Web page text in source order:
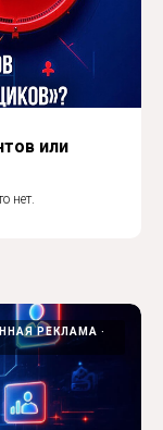
или
нет.
РЕКЛАМА